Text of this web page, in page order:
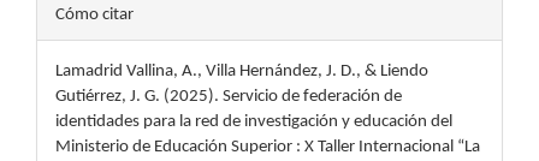
Detalles
del
artículo
Cómo citar
Lamadrid Vallina, A., Villa Hernández, J. D., & Liendo
Gutiérrez, J. G. (2025). Servicio de federación de
identidades para la red de investigación y educación del
Ministerio de Educación Superior : X Taller Internacional “La